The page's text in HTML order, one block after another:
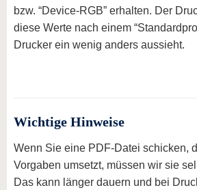
bzw. “Device-RGB” erhalten. Der
diese Werte nach einem
Drucker ein wenig anders aussieht.
Wichtige Hinweise
Wenn Sie eine PDF-Datei schicken,
Vorgaben umsetzt, müssen wir sie
Das kann länger dauern und bei